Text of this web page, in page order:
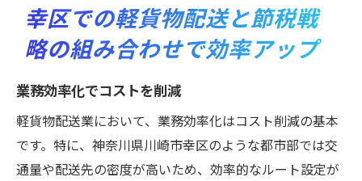
幸区での軽貨物配送と節税戦
略の組み合わせで効率アップ
業務効率化でコストを削減
軽貨物配送業において、業務効率化はコスト削減の基本
です。特に、神奈川県川崎市幸区のような都市部では交
通量や配送先の密度が高いため、効率的なルート設定が